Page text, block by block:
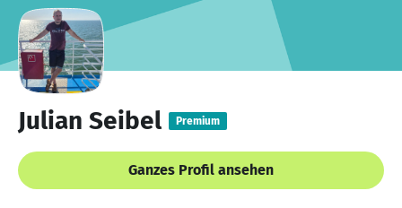
Julian Seibel Premium
Ganzes Profil ansehen